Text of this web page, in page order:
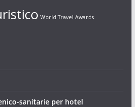
World Travel Awards
sanitarie per hotel